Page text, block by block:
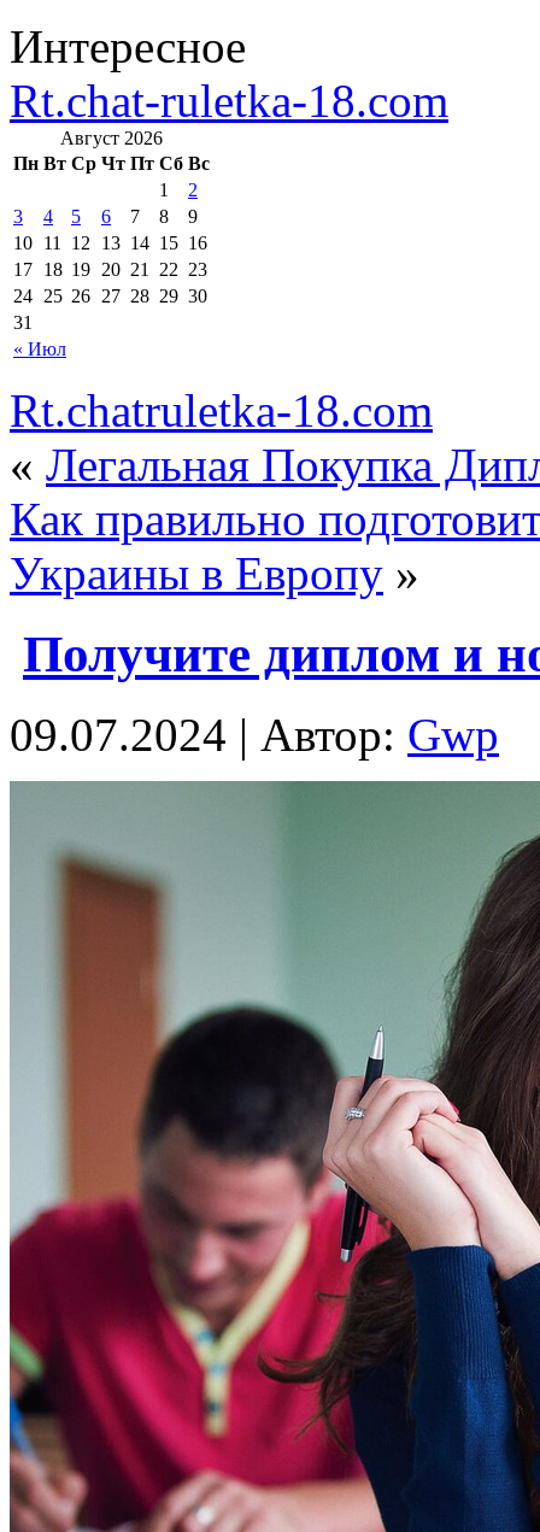
Интересное
Rt.chat-ruletka-18.com
Август 2026
Пн Вт Ср Чт Пт Сб Вс
« Июл
1
2
3
4 5 6 7 8
9
10 11 12 13 14 15 16
17 18 19 20 21 22 23
24 25 26 27 28 29 30
31
Rt.chatruletka-18.com
« Легальная Покупка
Как правильно
Украины в Европу »
Получите диплом и
09.07.2024 | Автор: Gwp